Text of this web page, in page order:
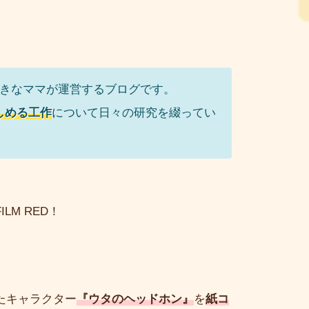
なママが運営するブログです。
める工作について日々の研究を綴ってい
RED！
キャラクター『ウタのヘッドホン』を紙コ